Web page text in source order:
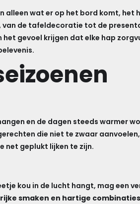
alleen wat er op het bord komt, het
de tafeldecoratie tot de
gevoel krijgen dat elke hap
en de dagen steeds warmer
die niet te zwaar
net geplukt lijken te zijn.
kou in de lucht hangt, mag een
rijke smaken en hartige